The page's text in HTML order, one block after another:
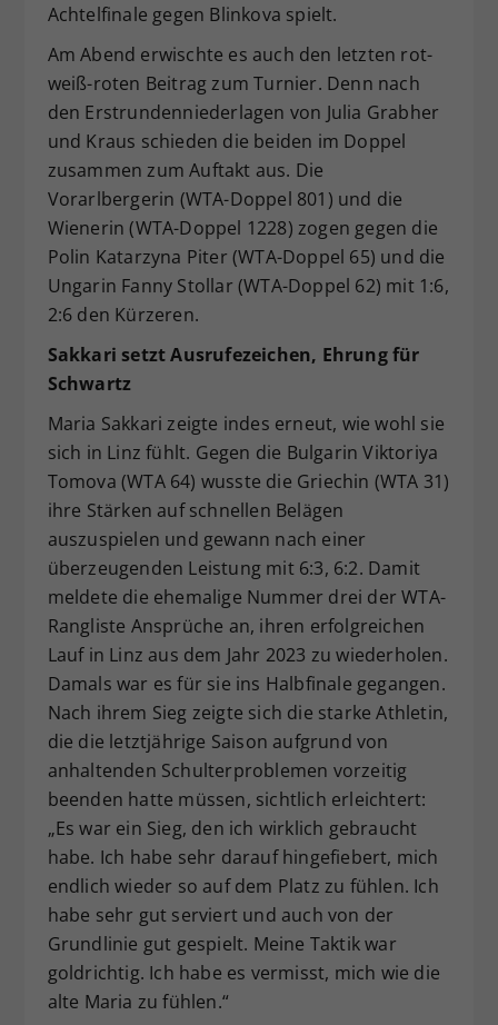
Achtelfinale gegen Blinkova spielt.
Am Abend erwischte es auch den letzten rot-
weiß-roten Beitrag zum Turnier. Denn nach
den Erstrundenniederlagen von Julia Grabher
und Kraus schieden die beiden im Doppel
zusammen zum Auftakt aus. Die
Vorarlbergerin (WTA-Doppel 801) und die
Wienerin (WTA-Doppel 1228) zogen gegen die
Polin Katarzyna Piter (WTA-Doppel 65) und die
Ungarin Fanny Stollar (WTA-Doppel 62) mit 1:6,
2:6 den Kürzeren.
Sakkari setzt Ausrufezeichen, Ehrung für
Schwartz
Maria Sakkari zeigte indes erneut, wie wohl sie
sich in Linz fühlt. Gegen die Bulgarin Viktoriya
Tomova (WTA 64) wusste die Griechin (WTA 31)
ihre Stärken auf schnellen Belägen
auszuspielen und gewann nach einer
überzeugenden Leistung mit 6:3, 6:2. Damit
meldete die ehemalige Nummer drei der WTA-
Rangliste Ansprüche an, ihren erfolgreichen
Lauf in Linz aus dem Jahr 2023 zu wiederholen.
Damals war es für sie ins Halbfinale gegangen.
Nach ihrem Sieg zeigte sich die starke Athletin,
die die letztjährige Saison aufgrund von
anhaltenden Schulterproblemen vorzeitig
beenden hatte müssen, sichtlich erleichtert:
„Es war ein Sieg, den ich wirklich gebraucht
habe. Ich habe sehr darauf hingefiebert, mich
endlich wieder so auf dem Platz zu fühlen. Ich
habe sehr gut serviert und auch von der
Grundlinie gut gespielt. Meine Taktik war
goldrichtig. Ich habe es vermisst, mich wie die
alte Maria zu fühlen.“